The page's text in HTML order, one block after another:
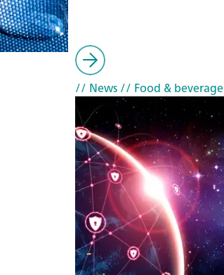
// News// Food & beverage